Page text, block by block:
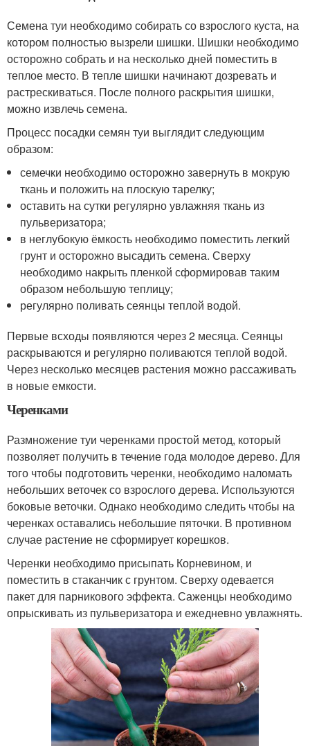
Семена туи необходимо собирать со взрослого куста, на
котором полностью вызрели шишки. Шишки необходимо
осторожно собрать и на несколько дней поместить в
теплое место. В тепле шишки начинают дозревать и
растрескиваться. После полного раскрытия шишки,
можно извлечь семена.
Процесс посадки семян туи выглядит следующим
образом:
семечки необходимо осторожно завернуть в мокрую
ткань и положить на плоскую тарелку;
оставить на сутки регулярно увлажняя ткань из
пульверизатора;
в неглубокую ёмкость необходимо поместить легкий
грунт и осторожно высадить семена. Сверху
необходимо накрыть пленкой сформировав таким
образом небольшую теплицу;
регулярно поливать сеянцы теплой водой.
Первые всходы появляются через 2 месяца. Сеянцы
раскрываются и регулярно поливаются теплой водой.
Через несколько месяцев растения можно рассаживать
в новые емкости.
Черенками
Размножение туи черенками простой метод, который
позволяет получить в течение года молодое дерево. Для
того чтобы подготовить черенки, необходимо наломать
небольших веточек со взрослого дерева. Используются
боковые веточки. Однако необходимо следить чтобы на
черенках оставались небольшие пяточки. В противном
случае растение не сформирует корешков.
Черенки необходимо присыпать Корневином, и
поместить в стаканчик с грунтом. Сверху одевается
пакет для парникового эффекта. Саженцы необходимо
опрыскивать из пульверизатора и ежедневно увлажнять.